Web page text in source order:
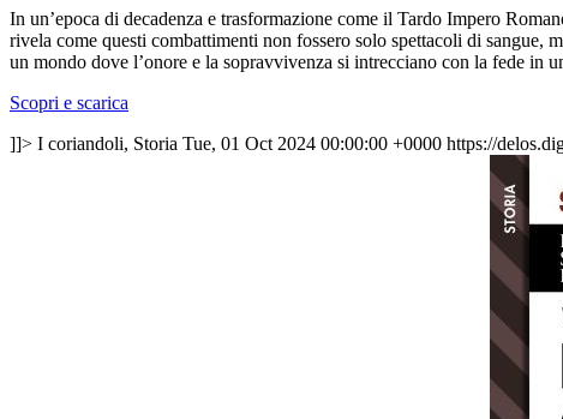
In un’epoca di decadenza e trasformazione come il Tardo Impero
rivela come questi combattimenti non fossero solo spettacoli di
un mondo dove l’onore e la sopravvivenza si intrecciano con la fede in
Scopri e scarica
]]> I coriandoli, Storia Tue, 01 Oct 2024 00:00:00 +0000 https://